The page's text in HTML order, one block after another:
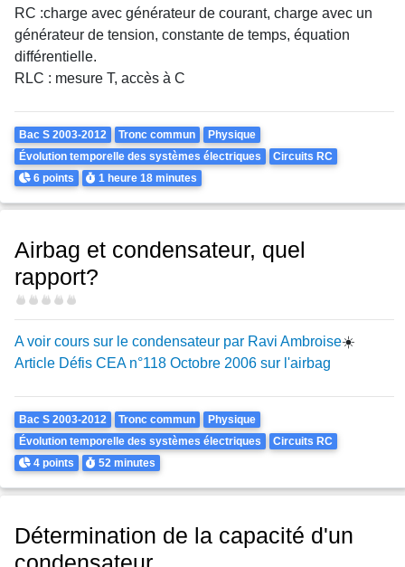
RC :charge avec générateur de courant, charge avec un
générateur de tension, constante de temps, équation
différentielle.
RLC : mesure T, accès à C
Theme
Bac S 2003-2012 Tronc commun
Physique
Évolution temporelle des systèmes électriques
Circuits RC
Points
6 points Durée
1 heure18 minutes
Airbag et condensateur, quel
rapport?
Difficulté
A voir cours sur le condensateur par Ravi Ambroise☀️
Article Défis CEA n°118 Octobre 2006 sur l'airbag
Theme
Bac S 2003-2012 Tronc commun
Physique
Évolution temporelle des systèmes électriques
Circuits RC
Points
4 points Durée
52 minutes
Détermination de la capacité d'un